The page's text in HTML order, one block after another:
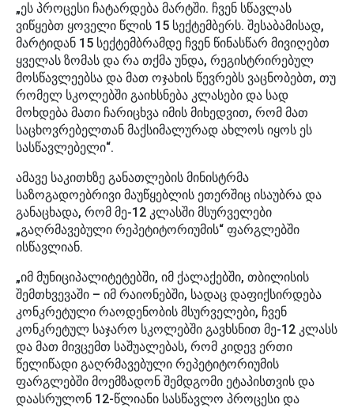
„ეს პროცესი ჩატარდება მარტში. ჩვენ სწავლას
ვიწყებთ ყოველი წლის 15 სექტემბერს. შესაბამისად,
მარტიდან 15 სექტემბრამდე ჩვენ წინასწარ მივიღებთ
ყველას ზომას და რა თქმა უნდა, რეგისტრირებულ
მოსწავლეებსა და მათ ოჯახის წევრებს ვაცნობებთ, თუ
რომელ სკოლებში გაიხსნება კლასები და სად
მოხდება მათი ჩარიცხვა იმის მიხედვით, რომ მათ
საცხოვრებელთან მაქსიმალურად ახლოს იყოს ეს
სასწავლებელი“.
ამავე საკითხზე განათლების მინისტრმა
საზოგადოებრივი მაუწყებლის ეთერშიც ისაუბრა და
განაცხადა, რომ მე-12 კლასში მსურველები
„გაღრმავებული რეპეტიტორიუმის“ ფარგლებში
ისწავლიან.
„იმ მუნიციპალიტეტებში, იმ ქალაქებში, თბილისის
შემთხვევაში – იმ რაიონებში, სადაც დაფიქსირდება
კონკრეტული რაოდენობის მსურველები, ჩვენ
კონკრეტულ საჯარო სკოლებში გავხსნით მე-12 კლასს
და მათ მივცემთ საშუალებას, რომ კიდევ ერთი
წელიწადი გაღრმავებული რეპეტიტორიუმის
ფარგლებში მოემზადონ შემდგომი ეტაპისთვის და
დაასრულონ 12-წლიანი სასწავლო პროცესი და